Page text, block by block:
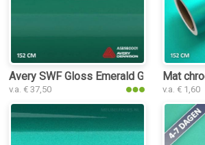
Avery SWF Gloss Emerald Green
v.a. € 37,50
Mat
v.a. € 1,60